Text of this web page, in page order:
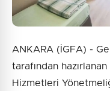
ANKARA (İGFA) -
tarafından
Hizmetleri